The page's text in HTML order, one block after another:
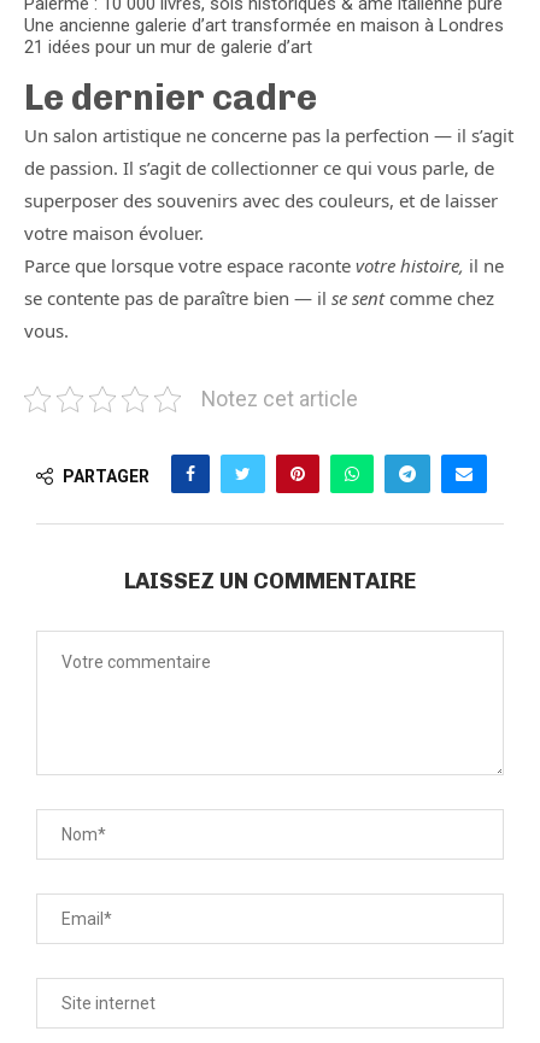
Une ancienne galerie d’art transformée en maison à Londres
21 idées pour un mur de galerie d’art
Le dernier cadre
Un salon artistique ne concerne pas la perfection — il s’agit
de passion. Il s’agit de collectionner ce qui vous parle, de
superposer des souvenirs avec des couleurs, et de laisser
votre maison évoluer.
Parce que lorsque votre espace raconte votre histoire, il ne
se contente pas de paraître bien — il se sentcomme chez
vous.
Notez cet article
PARTAGER
LAISSEZ UN COMMENTAIRE